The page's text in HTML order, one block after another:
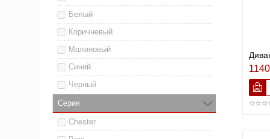
Белый
Коричневый
Малиновый
Синий
Черный
Серия
Chester